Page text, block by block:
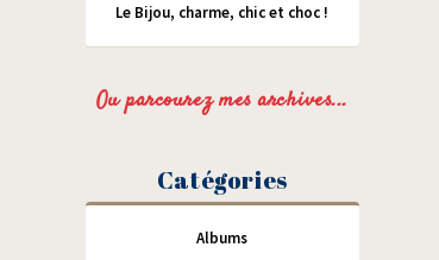
Le Bijou, charme, chic et choc !
Ou parcourez mes archives...
Catégories
Albums